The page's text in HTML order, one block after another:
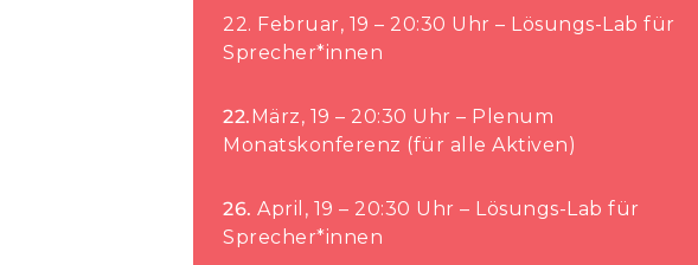
22. Februar, 19 – 20:30 Uhr – Lösungs-Lab für
Sprecher*innen
22.März, 19 – 20:30 Uhr – Plenum
Monatskonferenz (für alle Aktiven)
26. April, 19 – 20:30 Uhr – Lösungs-Lab für
Sprecher*innen